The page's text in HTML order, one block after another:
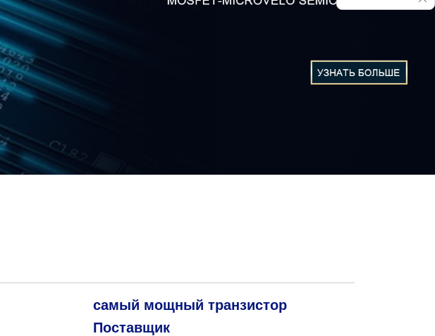
самый мощный транзистор
Поставщик